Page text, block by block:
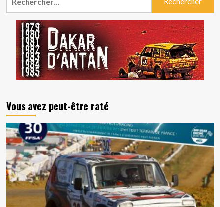
Vous avez peut-être raté